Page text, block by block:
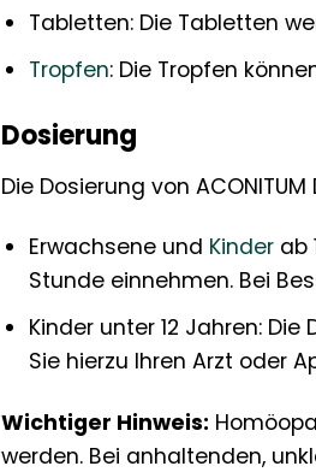
Tabletten: Die Tabletten
Tropfen: Die Tropfen
Dosierung
Die Dosierung von
Erwachsene und Kinderab
Stunde einnehmen. Bei
Kinder unter 12 Jahren:
Sie hierzu Ihren Arzt oder
Wichtiger Hinweis:
werden. Bei anhaltenden,